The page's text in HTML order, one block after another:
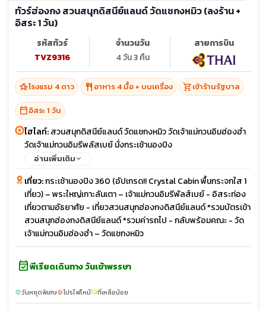
ทัวร์ฮ่องกง สวนสนุกดิสนีย์แลนด์ วัดแชกงหมิว (ลงร้าน +
อิสระ 1 วัน)
รหัสทัวร์
TVZ9316
จำนวนวัน
4 วัน 3 คืน
สายการบิน
hotel_classโรงแรม 4 ดาว restaurant อาหาร 4 มื้อ + บนเครื่อง shopping_cartเข้าร้านรัฐบาล
calendar_todayอิสระ 1 วัน
ไฮไลท์:สวนสนุกดิสนีย์แลนด์ วัดแชกงหมิว วัดเจ้าแม่กวนอิมฮ่องฮำ
วัดเจ้าแม่กวนอิมรีพลัสเบย์ นั่งกระเช้านองปิง
อ่านเพิ่มเติม
เที่ยว:กระเช้านองปิง 360 (อัปเกรด!! Crystal Cabin พื้นกระจกใส 1
เที่ยว) – พระใหญ่เกาะลันเตา – เจ้าแม่กวนอิมรีพัลส์เบย์ - อิสระท่อง
เที่ยวตามอัธยาศัย - เที่ยวสวนสนุกฮ่องกงดิสนีย์แลนด์ *รวมบัตรเข้า
สวนสนุกฮ่องกงดิสนีย์แลนด์ *รวมค่ารถไป - กลับพร้อมคณะ - วัด
เจ้าแม่กวนอิมฮ่องฮำ – วัดแชกงหมิว
event_availableพีเรียดเดินทาง วันเข้าพรรษา
sunnyวันหยุดพิเศษlocal_fire_departmentโปรไฟไหม้confirmation_numberที่เหลือน้อย